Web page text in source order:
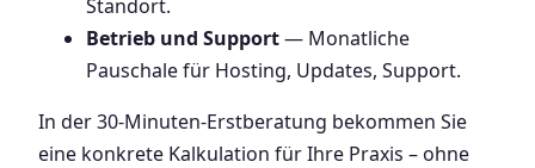
Standort.
Betrieb und Support— Monatliche
Pauschale für Hosting, Updates, Support.
In der 30-Minuten-Erstberatung bekommen Sie
eine konkrete Kalkulation für Ihre Praxis – ohne